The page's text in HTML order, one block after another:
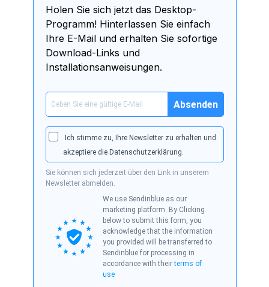
Holen Sie sich jetzt das Desktop-
Programm! Hinterlassen Sie einfach
Ihre E-Mail und erhalten Sie sofortige
Download-Links und
Installationsanweisungen.
Absenden
Ich stimme zu, Ihre Newsletter zu erhalten und
akzeptiere die Datenschutzerklärung.
Sie können sich jederzeit über den Link in unserem
Newsletter abmelden.
We use Sendinblue as our
marketing platform. By Clicking
below to submit this form, you
acknowledge that the information
you provided will be transferred to
Sendinblue for processing in
accordance with theirterms of
use